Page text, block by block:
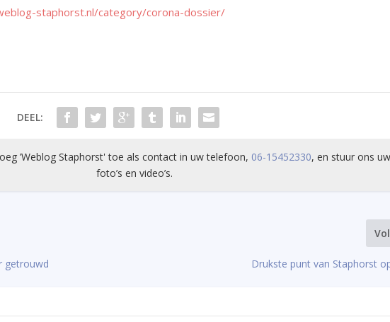
staphorst.nl/category/corona-dossier/
DEEL:
’Weblog Staphorst' toe als contact in uw telefoon, 06-15452330, en stuur ons
foto’s en video’s.
getrouwd Drukste punt van Staphorst